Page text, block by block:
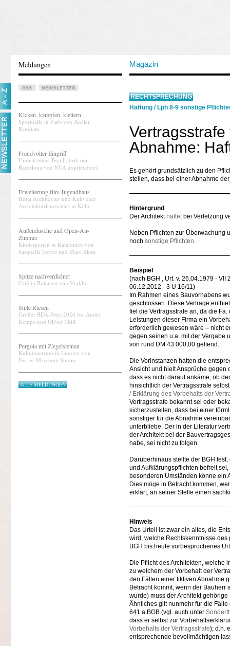
Meldungen Magazin
Kicken, kämpfen, klettern
Sporthalle in Paris von Atelier
Ramdam
Freudvoller Eingriff
Umbau einer Textilfabrik bei
Barcelona von NUA arquitectures
Erweiterung fürs Jugendhaus
Hutta Architektur und Knüvener
Architekturlandschaft in Köln
Außendusche und Open-Air-
Zimmer
Kindergarten in Katalonien von
Sarquella Torres und Marc Riera
Spitze nachverdichtet
Café in Bukarest von Vinklu
Stille Riesen
Großer BDA-Preis 2026 für André
Kempe und Oliver Thill
Pergola mit Ziegelsteinen
Kulturzentrum in Limoux von
Ferrier Marchetti Studio
ALLE MELDUNGEN
RECHTSPRECHUNG
Haftung / Lph 8-9 sonstige
Abnahme:
Es gehört grundsätzlich zu den
stellen, dass bei einer Abnahme
Hintergrund
Der Architekt haftetbei Verletzung
Neben Pflichten zur Überwachung
noch sonstige Pflichten.
Beispiel
(nach BGH , Urt. v. 26.04.1979 -
06.12.2012 - 3 U 16/11)
Im Rahmen eines Bauvorhabens
geschlossen. Diese Verträge
fiel die Vertragsstrafe an, da die
Leistungen dieser Firma ein
erforderlich gewesen wäre – nicht
gegen seinen u.a. mit der Vergabe
von rund DM 43.000,00 geltend.
Die Vorinstanzen hatten die
Ansicht und hielt Ansprüche gegen
dass es nicht darauf ankäme, ob
hinsichtlich der Vertragsstrafe
/ Erklärung des Vorbehalts der
Vertragsstrafe bekannt sei oder
sicherzustellen, dass bei einer
sonstiger für die Abnahme
unterbliebe. Der in der Literatur
der Architekt bei der
habe, sei nicht zu folgen.
Darüberhinaus stellte der BGH
und Aufklärungspflichten befreit
besonderen Umständen könne ein
Dies möge in Betracht kommen,
erklärt, an seiner Stelle einen
Hinweis
Das Urteil ist zwar ein altes, die
wird, welche Rechtskenntnisse
BGH bis heute vorbesprochenes
Die Pflicht des Architekten, welche
zu welchem der Vorbehalt der
den Fällen einer fiktiven Abnahme
Betracht kommt, wenn der
wurde) muss der Architekt
Ähnliches gilt nunmehr für die
641 a BGB (vgl. auch unter
dass er selbst zur
Vorbehalts der Vertragsstrafe); d.h.
entsprechende bevollmächtigen